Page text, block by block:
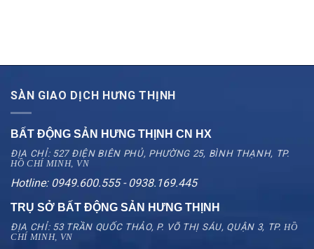
SÀN GIAO DỊCH HƯNG THỊNH
BẤT ĐỘNG SẢN HƯNG THỊNH CN HX
ĐỊA CHỈ: 527 ĐIỆN BIÊN PHỦ, PHƯỜNG 25, BÌNH THẠNH, TP.
HỒ CHÍ MINH, VN
Hotline: 0949.600.555 - 0938.169.445
TRỤ SỞ BẤT ĐỘNG SẢN HƯNG THỊNH
ĐỊA CHỈ: 53 TRẦN QUỐC THẢO, P. VÕ THỊ SÁU, QUẬN 3, TP. HỒ
CHÍ MINH, VN